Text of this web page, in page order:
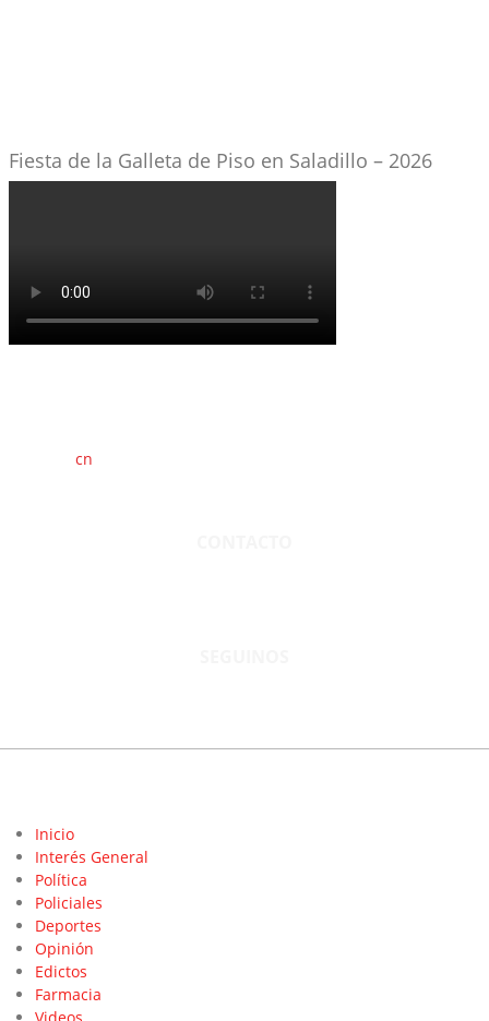
Fiesta de la Galleta de Piso en Saladillo – 2026
cn
Inicio
Interés General
Política
Policiales
Deportes
Opinión
Edictos
Farmacia
Videos